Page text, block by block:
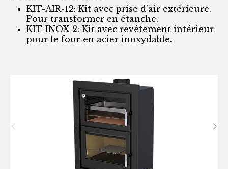
KIT-AIR-12: Kit avec prise d’air extérieure.
Pour transformer en étanche.
KIT-INOX-2: Kit avec revêtement intérieur
pour le four en acier inoxydable.